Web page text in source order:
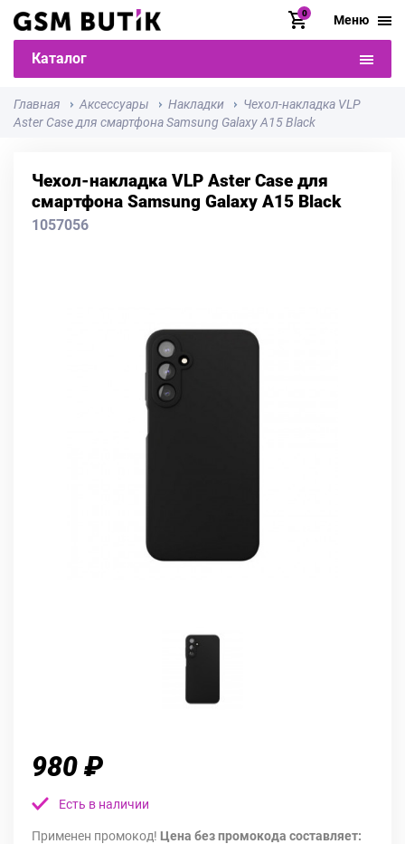
0 Меню
Каталог
Главная Аксессуары Накладки
Чехол-накладка VLP
Aster Сase для смартфона Samsung Galaxy A15 Black
Чехол-накладка VLP Aster Сase для
смартфона Samsung Galaxy A15 Black
1057056
980 ₽
Есть в наличии
Применен промокод! Цена без промокода составляет: